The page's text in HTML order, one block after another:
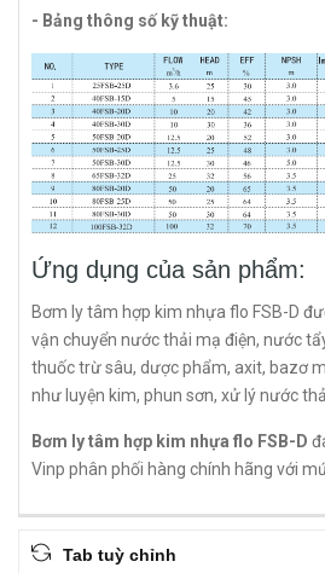
- Bảng thông số kỹ thuật:
Ứng dụng của sản phẩm:
Bơm ly tâm hợp kim nhựa flo FSB-D
vận chuyển nước thải mạ điện, nước
thuốc trừ sâu, dược phẩm, axit, bazơ
như luyện kim, phun sơn, xử lý nước
Bơm ly tâm hợp kim nhựa flo FSB-D
Vinp phân phối hàng chính hãng với
Tab tuỳ chỉnh